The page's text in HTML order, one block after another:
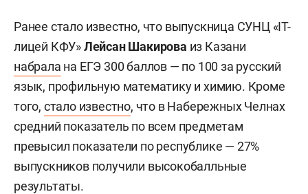
Ранее стало известно, что выпускница СУНЦ «IT-
лицей КФУ»Лейсан Шакирова из Казани
набрала на ЕГЭ 300 баллов — по 100 за русский
язык, профильную математику и химию. Кроме
того, стало известно, что в Набережных Челнах
средний показатель по всем предметам
превысил показатели по республике — 27%
выпускников получили высокобалльные
результаты.